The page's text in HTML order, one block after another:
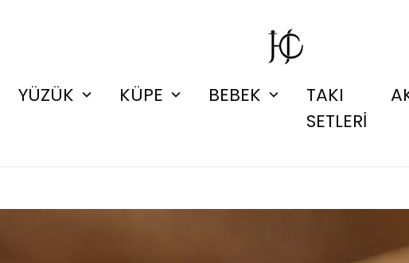
YÜZÜK KÜPE BEBEK
TAKI
SETLERİ